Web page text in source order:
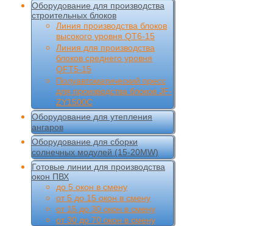
Оборудование для производства
строительных блоков
Линия производства блоков
высокого уровня QT6-15
Линия для производства
блоков среднего уровня
QFT5-15
Полуавтоматический пресс
для производства блоков JF-
ZY1500C
Оборудование для утепления
ангаров
Оборудование для сборки
солнечных модулей (15-20MW)
Готовые линии для производства
окон ПВХ
до 5 окон в смену
от 5 до 15 окон в смену
от 15 до 30 окон в смену
от 30 до 70 окон в смену